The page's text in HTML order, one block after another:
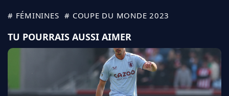
# FÉMININES # COUPE DU MONDE 2023
TU POURRAIS AUSSI AIMER